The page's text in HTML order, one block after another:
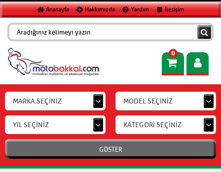
Anasayfa Hakkımızda Yardım İletişim
0
MARKA SEÇİNİZ MODEL SEÇİNİZ
YIL SEÇİNİZ KATEGORİ SEÇİNİZ
GÖSTER